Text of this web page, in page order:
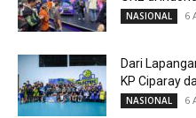
NASIONAL 6
Dari
KP Ciparay
NASIONAL 6